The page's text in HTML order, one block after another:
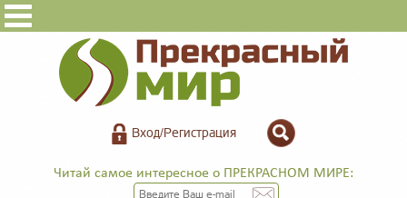
Вход/Регистрация
Читай самое интересное о ПРЕКРАСНОМ МИРЕ: